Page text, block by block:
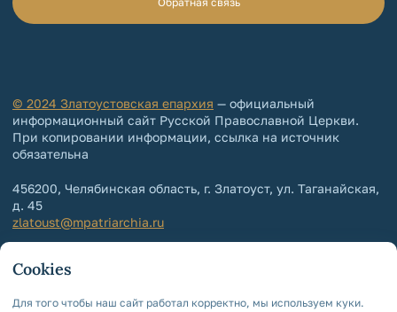
© 2024 Златоустовская епархия — официальный
информационный сайт Русской Православной Церкви.
При копировании информации, ссылка на источник
обязательна
456200, Челябинская область, г. Златоуст, ул. Таганайская,
д. 45
zlatoust@mpatriarchia.ru
+7 (3513) 64-64-64
Cookies
Для того чтобы наш сайт работал корректно, мы используем куки.